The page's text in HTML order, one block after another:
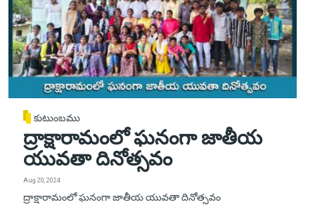
కుటుంబము
ద్రాక్షారామంలో ఘనంగా జాతీయ
యువతా దినోత్సవం
Aug 20, 2024
ద్రాక్షారామంలో ఘనంగా జాతీయ యువతా దినోత్సవం